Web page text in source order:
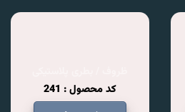
کد محصول : 241